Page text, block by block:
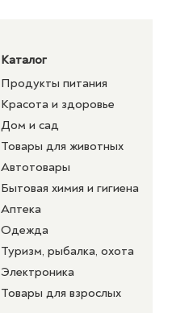
Каталог
Продукты питания
Красота и здоровье
Дом и сад
Товары для животных
Автотовары
Бытовая химия и гигиена
Аптека
Одежда
Туризм, рыбалка, охота
Электроника
Товары для взрослых